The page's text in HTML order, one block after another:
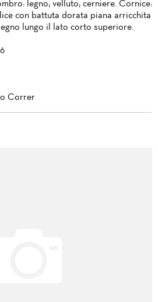
legno; velluto; cerniere. Cornice:
con battuta dorata piana arricchita
lungo il lato corto superiore.
Correr